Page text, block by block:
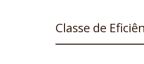
Classe de